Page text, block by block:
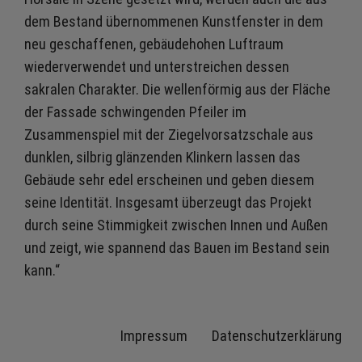
dem Bestand übernommenen Kunstfenster in dem
neu geschaffenen, gebäudehohen Luftraum
wiederverwendet und unterstreichen dessen
sakralen Charakter. Die wellenförmig aus der Fläche
der Fassade schwingenden Pfeiler im
Zusammenspiel mit der Ziegelvorsatzschale aus
dunklen, silbrig glänzenden Klinkern lassen das
Gebäude sehr edel erscheinen und geben diesem
seine Identität. Insgesamt überzeugt das Projekt
durch seine Stimmigkeit zwischen Innen und Außen
und zeigt, wie spannend das Bauen im Bestand sein
kann.“
Impressum Datenschutzerklärung